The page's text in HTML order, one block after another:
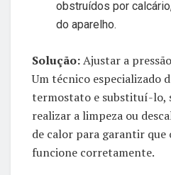
obstruídos por
do aparelho.
Solução:Ajustar a
Um técnico especializado
termostato e substituí-lo,
realizar a limpeza ou
de calor para garantir que
funcione corretamente.